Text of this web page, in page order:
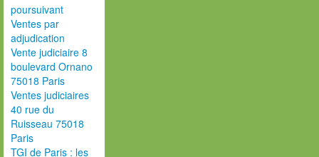
poursuivant
Ventes par
adjudication
Vente judiciaire 8
boulevard Ornano
75018 Paris
Ventes judiciaires
40 rue du
Ruisseau 75018
Paris
TGI de Paris : les